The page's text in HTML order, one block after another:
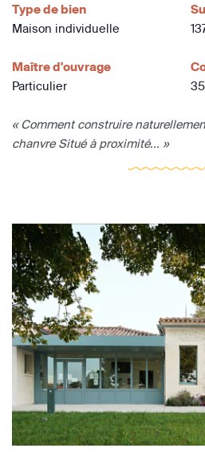
Type de bien
Maison individuelle
Maître d'ouvrage
Particulier
« Comment construire
chanvre Situé à proximité... »